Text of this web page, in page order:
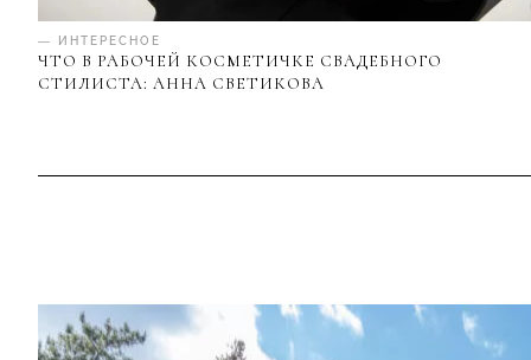
— ИНТЕРЕСНОЕ
ЧТО В РАБОЧЕЙ КОСМЕТИЧКЕ СВАДЕБНОГО
СТИЛИСТА: АННА СВЕТИКОВА